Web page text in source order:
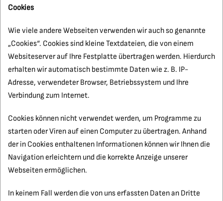
Cookies
Wie viele andere Webseiten verwenden wir auch so genannte
„Cookies“. Cookies sind kleine Textdateien, die von einem
Websiteserver auf Ihre Festplatte übertragen werden. Hierdurch
erhalten wir automatisch bestimmte Daten wie z. B. IP-
Adresse, verwendeter Browser, Betriebssystem und Ihre
Verbindung zum Internet.
Cookies können nicht verwendet werden, um Programme zu
starten oder Viren auf einen Computer zu übertragen. Anhand
der in Cookies enthaltenen Informationen können wir Ihnen die
Navigation erleichtern und die korrekte Anzeige unserer
Webseiten ermöglichen.
In keinem Fall werden die von uns erfassten Daten an Dritte